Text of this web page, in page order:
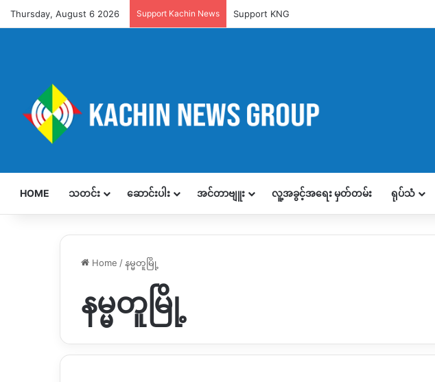
Thursday, August 6 2026 Support Kachin News Support KNG
HOME သတင်း ဆောင်းပါး အင်တာဗျူး လူ့အခွင့်အရေး မှတ်တမ်း ရုပ်သံ
Home /နမ္မတူမြို့
နမ္မတူမြို့